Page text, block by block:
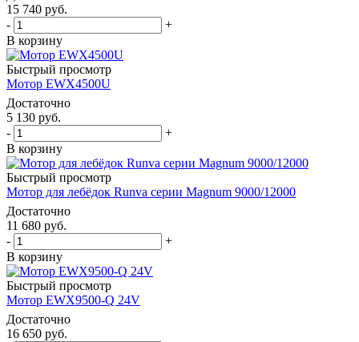
15 740 руб.
-
+
В корзину
Быстрый просмотр
Мотор EWX4500U
Достаточно
5 130 руб.
-
+
В корзину
Быстрый просмотр
Мотор для лебёдок Runva серии Magnum 9000/12000
Достаточно
11 680 руб.
-
+
В корзину
Быстрый просмотр
Мотор EWX9500-Q 24V
Достаточно
16 650 руб.